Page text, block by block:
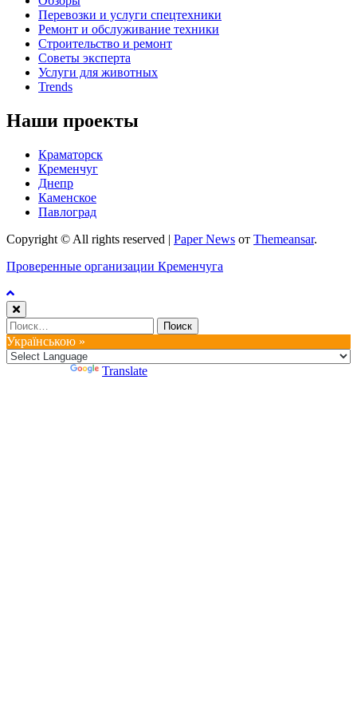
Перевозки и услуги спецтехники
Ремонт и обслуживание техники
Строительство и ремонт
Советы эксперта
Услуги для животных
Trends
Наши проекты
Краматорск
Кременчуг
Днепр
Каменское
Павлоград
Copyright © All rights reserved | Paper News от Themeansar.
Проверенные организации Кременчуга
Найти:
Українською »
Translate